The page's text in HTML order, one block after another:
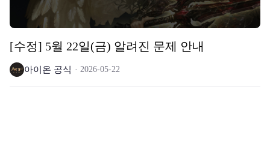
[수정] 5월 22일(금) 알려진 문제 안내
아이온 공식 2026-05-22